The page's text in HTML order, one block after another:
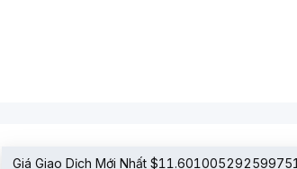
Giá Giao Dịch Mới Nhất